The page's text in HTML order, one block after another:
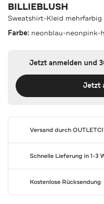
BILLIEBLUSH
Sweatshirt-Kleid mehrfarbig
Farbe: neonblau-neonpink-
Jetzt anmelden und
Jetzt
Versand durch
Schnelle Lieferung in 1-3
Kostenlose Rücksendung